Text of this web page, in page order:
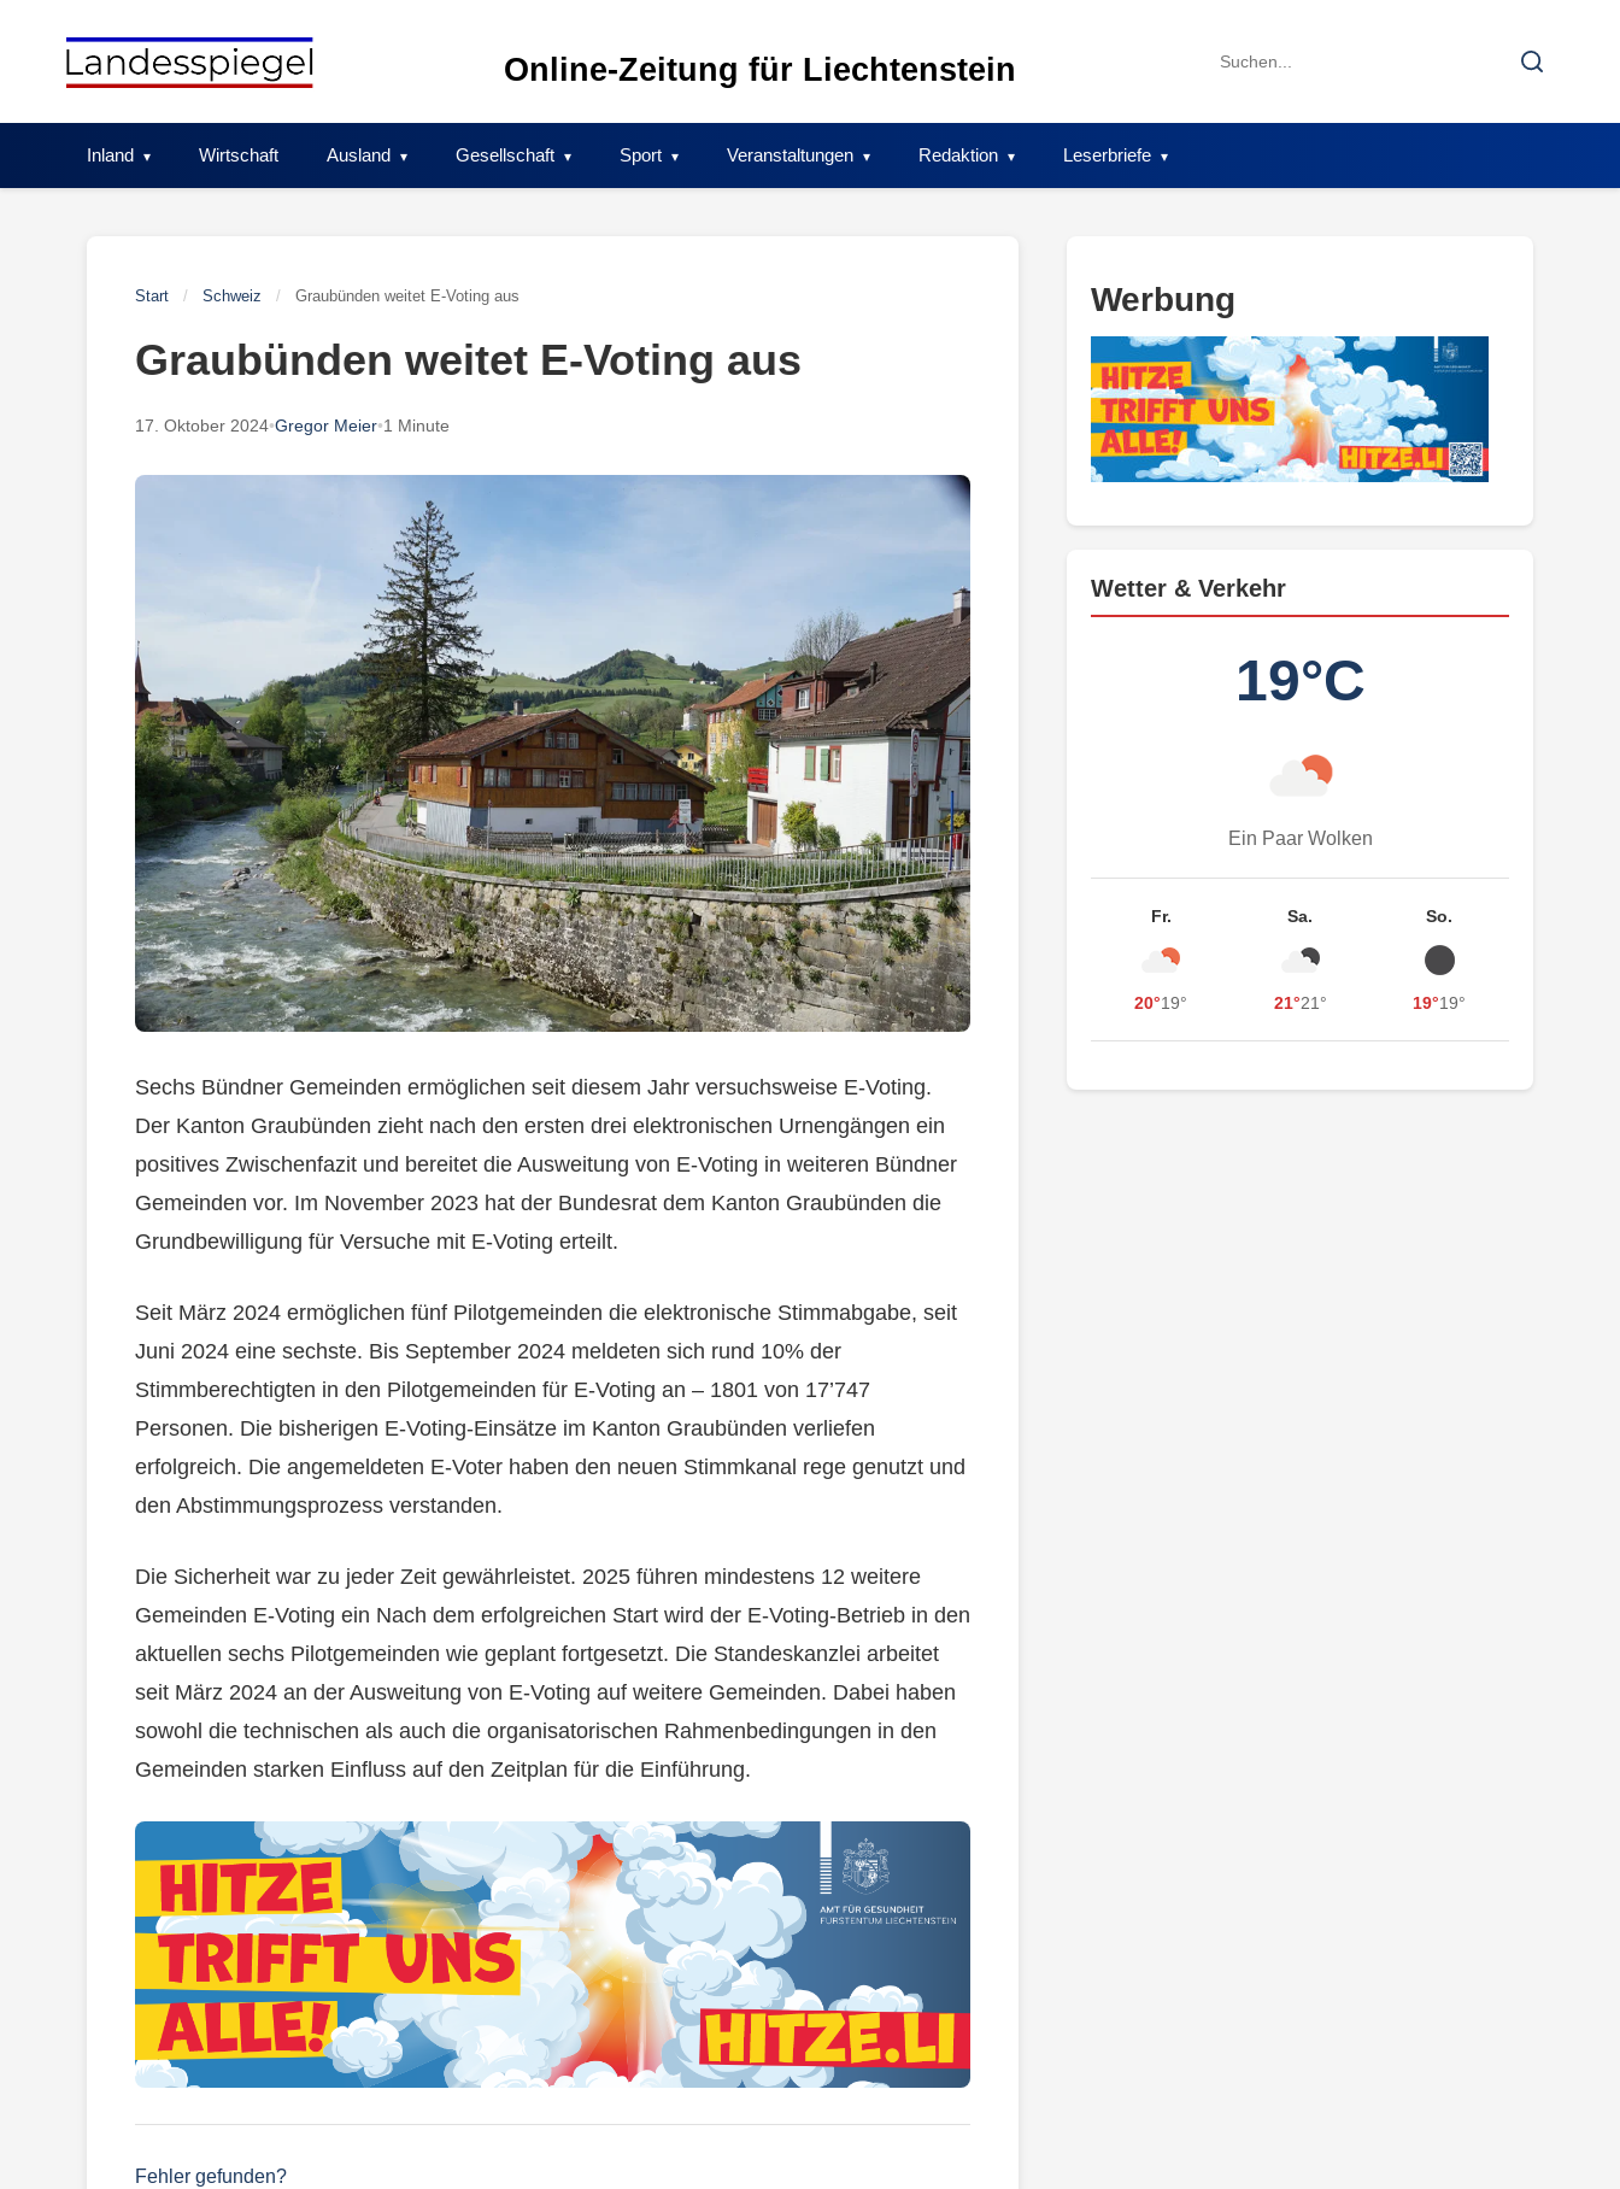
Online-Zeitung für Liechtenstein
Search
Search
Inland Wirtschaft Ausland Gesellschaft Sport Veranstaltungen Redaktion Leserbriefe
Start / Schweiz / Graubünden weitet E-Voting aus
Graubünden weitet E-Voting aus
17. Oktober 2024•Gregor Meier•1 Minute
Sechs Bündner Gemeinden ermöglichen seit diesem Jahr versuchsweise E-Voting.
Der Kanton Graubünden zieht nach den ersten drei elektronischen Urnengängen ein
positives Zwischenfazit und bereitet die Ausweitung von E-Voting in weiteren Bündner
Gemeinden vor. Im November 2023 hat der Bundesrat dem Kanton Graubünden die
Grundbewilligung für Versuche mit E-Voting erteilt.
Seit März 2024 ermöglichen fünf Pilotgemeinden die elektronische Stimmabgabe, seit
Juni 2024 eine sechste. Bis September 2024 meldeten sich rund 10% der
Stimmberechtigten in den Pilotgemeinden für E-Voting an – 1801 von 17’747
Personen. Die bisherigen E-Voting-Einsätze im Kanton Graubünden verliefen
erfolgreich. Die angemeldeten E-Voter haben den neuen Stimmkanal rege genutzt und
den Abstimmungsprozess verstanden.
Die Sicherheit war zu jeder Zeit gewährleistet. 2025 führen mindestens 12 weitere
Gemeinden E-Voting ein Nach dem erfolgreichen Start wird der E-Voting-Betrieb in den
aktuellen sechs Pilotgemeinden wie geplant fortgesetzt. Die Standeskanzlei arbeitet
seit März 2024 an der Ausweitung von E-Voting auf weitere Gemeinden. Dabei haben
sowohl die technischen als auch die organisatorischen Rahmenbedingungen in den
Gemeinden starken Einfluss auf den Zeitplan für die Einführung.
Fehler gefunden?
Werbung
Wetter & Verkehr
19°C
Ein Paar Wolken
Fr.
20°19°
Sa.
21°21°
So.
19°19°